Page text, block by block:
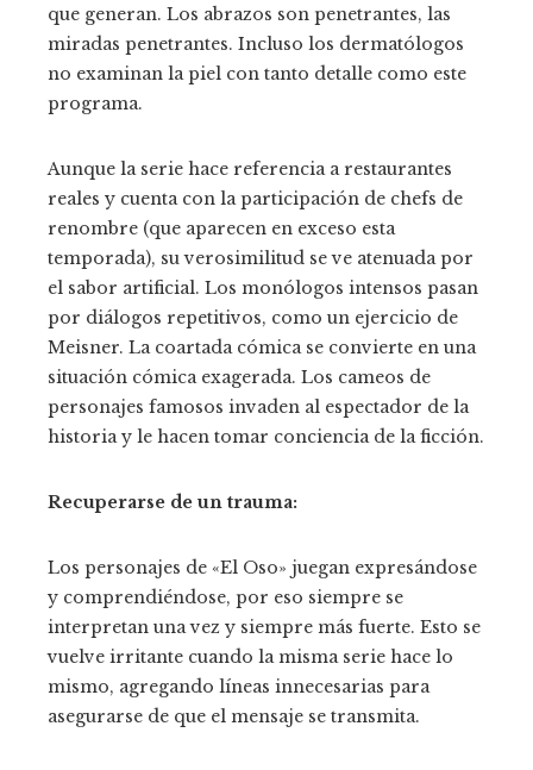
que generan. Los abrazos son penetrantes, las
miradas penetrantes. Incluso los dermatólogos
no examinan la piel con tanto detalle como este
programa.
Aunque la serie hace referencia a restaurantes
reales y cuenta con la participación de chefs de
renombre (que aparecen en exceso esta
temporada), su verosimilitud se ve atenuada por
el sabor artificial. Los monólogos intensos pasan
por diálogos repetitivos, como un ejercicio de
Meisner. La coartada cómica se convierte en una
situación cómica exagerada. Los cameos de
personajes famosos invaden al espectador de la
historia y le hacen tomar conciencia de la ficción.
Recuperarse de un trauma:
Los personajes de «El Oso» juegan expresándose
y comprendiéndose, por eso siempre se
interpretan una vez y siempre más fuerte. Esto se
vuelve irritante cuando la misma serie hace lo
mismo, agregando líneas innecesarias para
asegurarse de que el mensaje se transmita.